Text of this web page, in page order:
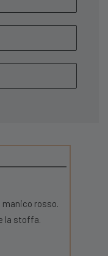
manico rosso.
la stoffa.